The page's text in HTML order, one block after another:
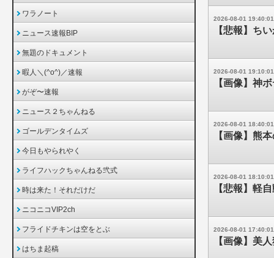
2026-08-01 19:40:01
【悲報】ち
2026-08-01 19:10:01
【画像】神
2026-08-01 18:40:01
【画像】熊
2026-08-01 18:10:01
【悲報】軽
2026-08-01 17:40:01
【画像】美
ワラノート
ニュース速報BIP
無題のドキュメント
暇人＼(^o^)／速報
がぞ〜速報
ニュース２ちゃんねる
ゴールデンタイムズ
今日もやられやく
ライフハックちゃんねる弐式
時は来た！それだけだ
ニコニコVIP2ch
フライドチキンは空をとぶ
はちま起稿